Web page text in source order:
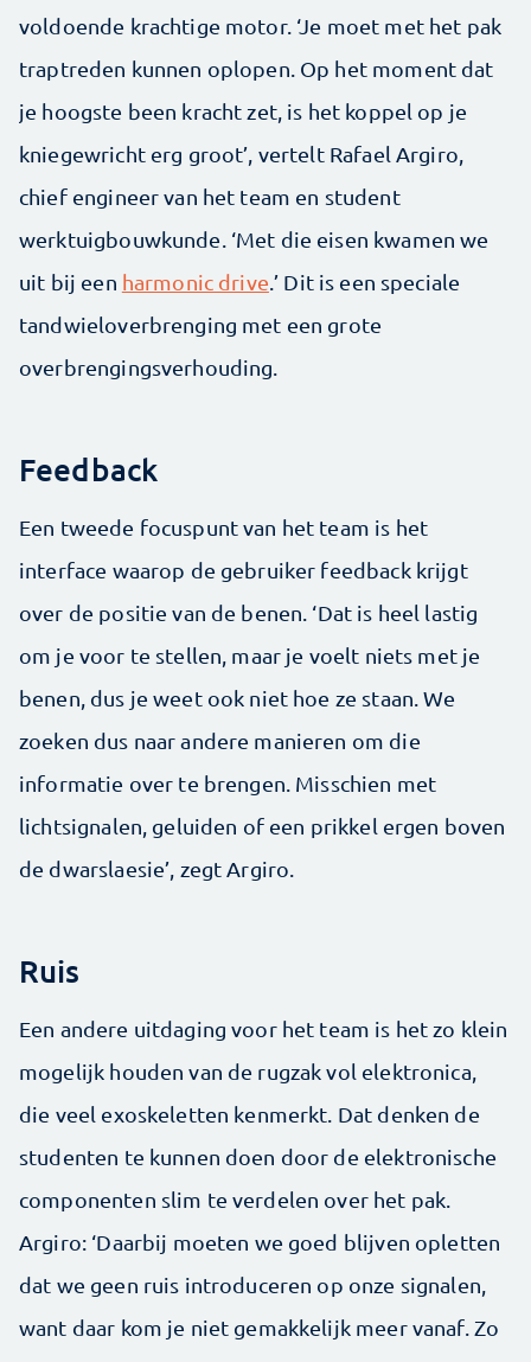
voldoende krachtige motor. ‘Je moet met het pak
traptreden kunnen oplopen. Op het moment dat
je hoogste been kracht zet, is het koppel op je
kniegewricht erg groot’, vertelt Rafael Argiro,
chief engineer van het team en student
werktuigbouwkunde. ‘Met die eisen kwamen we
uit bij een harmonic drive .’ Dit is een speciale
tandwieloverbrenging met een grote
overbrengingsverhouding.
Feedback
Een tweede focuspunt van het team is het
interface waarop de gebruiker feedback krijgt
over de positie van de benen. ‘Dat is heel lastig
om je voor te stellen, maar je voelt niets met je
benen, dus je weet ook niet hoe ze staan. We
zoeken dus naar andere manieren om die
informatie over te brengen. Misschien met
lichtsignalen, geluiden of een prikkel ergen boven
de dwarslaesie’, zegt Argiro.
Ruis
Een andere uitdaging voor het team is het zo klein
mogelijk houden van de rugzak vol elektronica,
die veel exoskeletten kenmerkt. Dat denken de
studenten te kunnen doen door de elektronische
componenten slim te verdelen over het pak.
Argiro: ‘Daarbij moeten we goed blijven opletten
dat we geen ruis introduceren op onze signalen,
want daar kom je niet gemakkelijk meer vanaf. Zo